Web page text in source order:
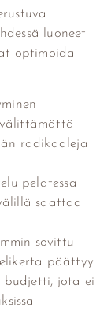
luoneet
optimoida
välittämättä
radikaaleja
pelatessa
saattaa
sovittu
päättyy
budjetti, jota ei